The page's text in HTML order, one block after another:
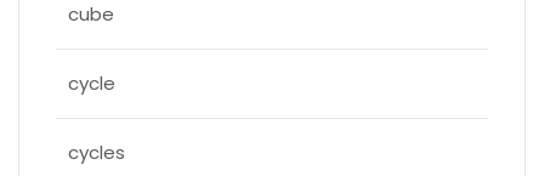
cube
cycle
cycles